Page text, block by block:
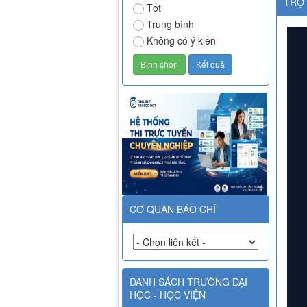
Tốt
Trung bình
Không có ý kiến
CƠ QUAN BÁO CHÍ
DANH SÁCH TRƯỜNG ĐẠI
HỌC - HỌC VIỆN